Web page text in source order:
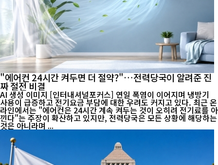
"에어컨 24시간 켜두면 더 절약?"…전력당국이 알려준 진
짜 절전 비결
AI 생성 이미지 [인터내셔널포커스] 연일 폭염이 이어지며 냉방기
사용이 급증하고 전기요금 부담에 대한 우려도 커지고 있다. 최근 온
라인에서는 "에어컨은 24시간 계속 켜두는 것이 오히려 전기료를 아
낀다"는 주장이 확산하고 있지만, 전력당국은 모든 상황에 해당하는
것은 아니라며 ...